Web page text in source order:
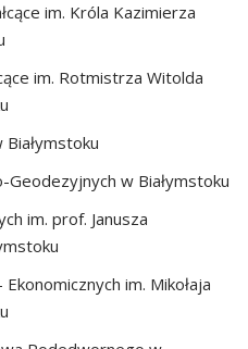
im. Króla Kazimierza
im. Rotmistrza Witolda
Geodezyjnych w Białymstoku
im. prof. Janusza
im. Mikołaja